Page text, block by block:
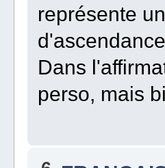
représente
Dans
perso, mais